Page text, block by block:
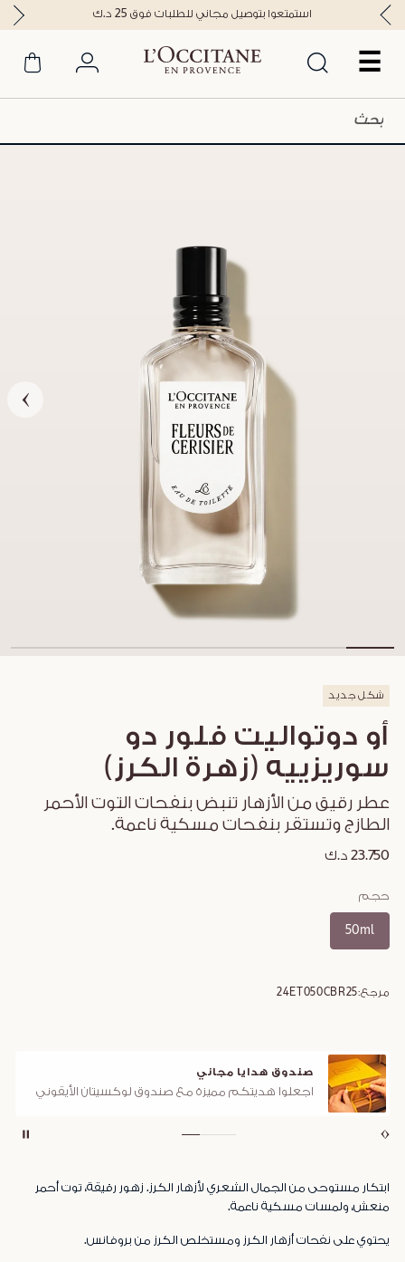
☰
استمتعوا بتوصيل مجاني للطلبات فوق 25 د.ك
شكل جديد
أو دوتواليت فلور دو
سوريزييه (زهرة الكرز)
عطر رقيق من الأزهار تنبض بنفحات التوت الأحمر
الطازج وتستقر بنفحات مسكية ناعمة.
23.750 د.ك
حجم
50ml
مرجع:24ET050CBR25
صندوق هدايا مجاني
اجعلوا هديتكم مميزة مع صندوق لوكسيتان الأيقوني
ابتكار مستوحى من الجمال الشعري لأزهار الكرز. زهور رقيقة، توت أحمر
منعش، ولمسات مسكية ناعمة.
يحتوي على نفحات أزهار الكرز ومستخلص الكرز من بروفانس.